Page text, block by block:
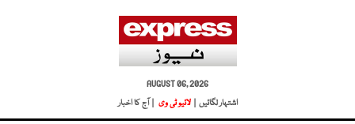
AUGUST 06, 2026
اشتہار لگائیں |
لائیو ٹی وی | آج کا اخبار